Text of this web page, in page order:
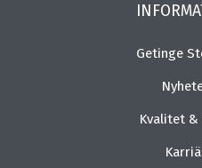
Getinge
Kvalitet &